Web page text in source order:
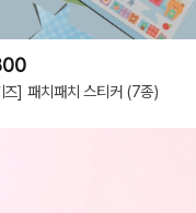
즈] 패치패치 스티커 (7종)